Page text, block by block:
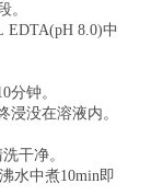
。
EDTA(pH 8.0)中
分钟。
浸没在溶液内。
干净。
水中煮10min即